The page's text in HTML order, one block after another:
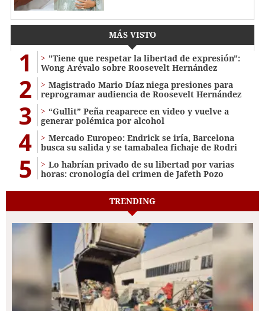
MÁS VISTO
1
"Tiene que respetar la libertad de expresión":
Wong Arévalo sobre Roosevelt Hernández
2
Magistrado Mario Díaz niega presiones para
reprogramar audiencia de Roosevelt Hernández
3
“Gullit” Peña reaparece en video y vuelve a
generar polémica por alcohol
4
Mercado Europeo: Endrick se iría, Barcelona
busca su salida y se tamabalea fichaje de Rodri
5
Lo habrían privado de su libertad por varias
horas: cronología del crimen de Jafeth Pozo
TRENDING